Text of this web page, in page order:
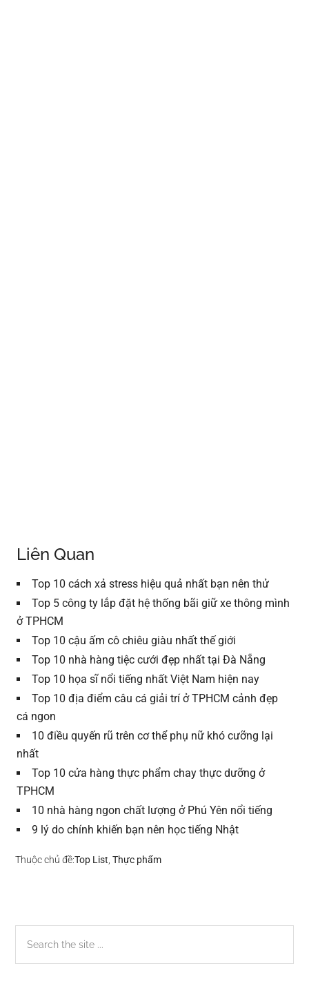
Liên Quan
Top 10 cách xả stress hiệu quả nhất bạn nên thử
Top 5 công ty lắp đặt hệ thống bãi giữ xe thông mình
ở TPHCM
Top 10 cậu ấm cô chiêu giàu nhất thế giới
Top 10 nhà hàng tiệc cưới đẹp nhất tại Đà Nẵng
Top 10 họa sĩ nổi tiếng nhất Việt Nam hiện nay
Top 10 địa điểm câu cá giải trí ở TPHCM cảnh đẹp
cá ngon
10 điều quyến rũ trên cơ thể phụ nữ khó cưỡng lại
nhất
Top 10 cửa hàng thực phẩm chay thực dưỡng ở
TPHCM
10 nhà hàng ngon chất lượng ở Phú Yên nổi tiếng
9 lý do chính khiến bạn nên học tiếng Nhật
Thuộc chủ đề:Top List,Thực phẩm
Sidebar
chính
the